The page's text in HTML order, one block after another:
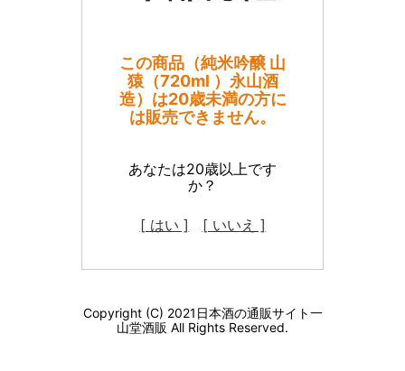
この商品（純米吟醸 山
猿（720ml ）永山酒
造）は20歳未満の方に
は販売できません。
あなたは20歳以上です
か？
[ はい ] [ いいえ ]
Copyright (C) 2021日本酒の通販サイト一
山堂酒販 All Rights Reserved.